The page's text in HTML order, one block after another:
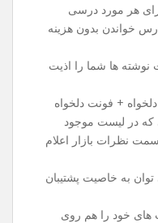
هر مورد درسی
خواندن بدون هزینه
ها شما را اذیت
+ فونت دلخواه
که در لیست موجود
نظرات بازار اعلام
به خاصیت پشتیبان
های خود را هم روی